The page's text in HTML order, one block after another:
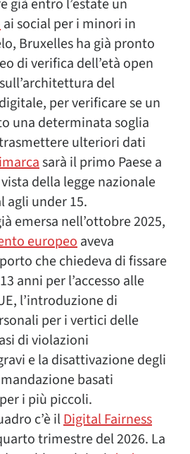
già entro l’estate un
ai social per i minori in
Bruxelles ha già pronto
di verifica dell’età open
del
per verificare se un
una determinata soglia
ulteriori dati
sarà il primo Paese a
della legge nazionale
agli under 15.
emersa nell’ottobre 2025,
europeoaveva
che chiedeva di fissare
anni per l’accesso alle
l’introduzione di
per i vertici delle
di violazioni
e la disattivazione degli
basati
i più piccoli.
c’è ilDigital Fairness
trimestre del 2026. La